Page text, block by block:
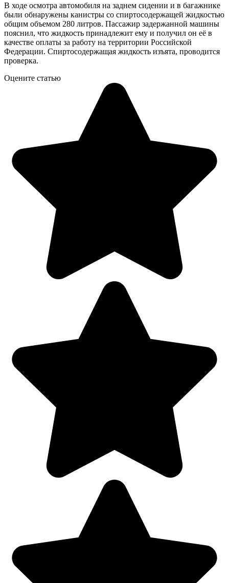
В ходе осмотра автомобиля на заднем сидении и в багажнике
были обнаружены канистры со спиртосодержащей жидкостью
общим объемом 280 литров. Пассажир задержанной машины
пояснил, что жидкость принадлежит ему и получил он её в
качестве оплаты за работу на территории Российской
Федерации. Спиртосодержащая жидкость изъята, проводится
проверка.
Оцените статью